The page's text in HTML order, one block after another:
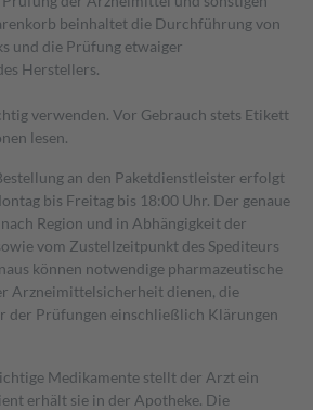
beinhaltet die Durchführung von
und die Prüfung etwaiger
Herstellers.
verwenden. Vor Gebrauch stets Etikett
lesen.
an den Paketdienstleister erfolgt
bis Freitag bis 18:00 Uhr. Der genaue
Region und in Abhängigkeit der
vom Zustellzeitpunkt des Spediteurs
können notwendige pharmazeutische
Arzneimittelsicherheit dienen, die
der Prüfungen einschließlich Klärungen
Medikamente stellt der Arzt ein
erhält sie in der Apotheke. Die